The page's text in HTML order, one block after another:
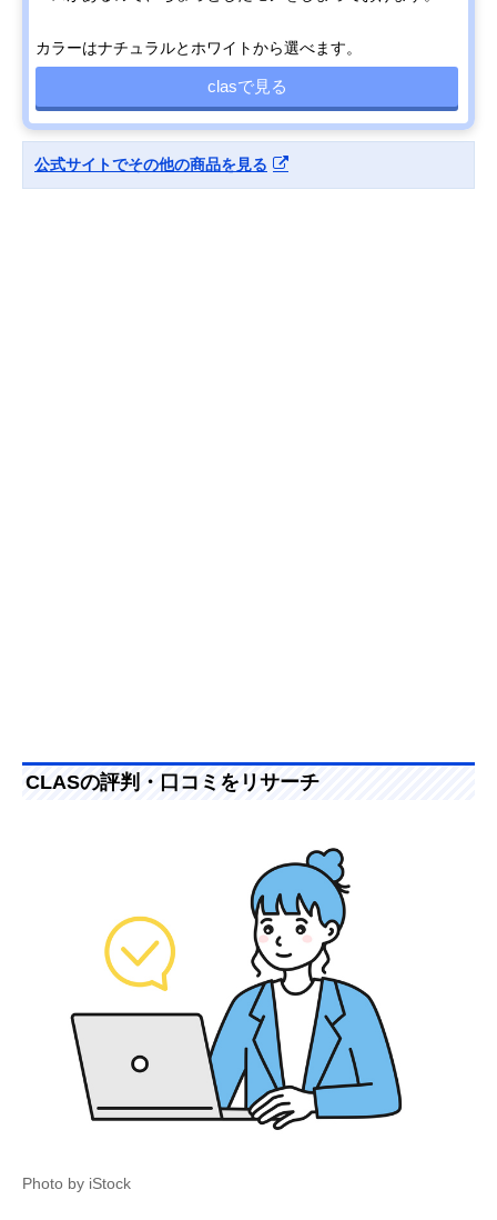
カラーはナチュラルとホワイトから選べます。
clasで見る
公式サイトでその他の商品を見る
CLASの評判・口コミをリサーチ
Photo by iStock